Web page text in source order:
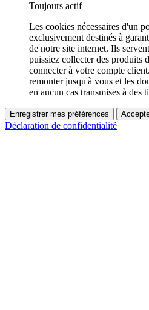
Toujours actif
Les cookies nécessaires d'un
exclusivement destinés à
de notre site internet. Ils
puissiez collecter des produits
connecter à votre compte
remonter jusqu'à vous et les
en aucun cas transmises à des
Enregistrer mes préférences
Déclaration de confidentialité